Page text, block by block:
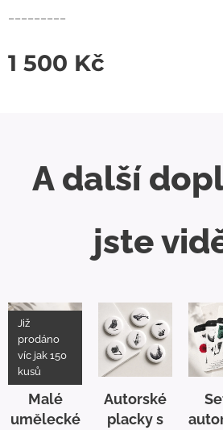
1 500 Kč
A další
jste
Malé
umělecké
Již
prodáno
víc jak 150
kusů
Autorské
placky s